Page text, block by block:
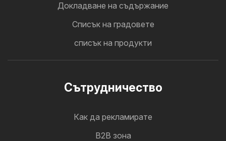
Докладване на съдържание
Cписък на градовете
списък на продукти
Cътрудничество
Как да рекламирате
B2B зона